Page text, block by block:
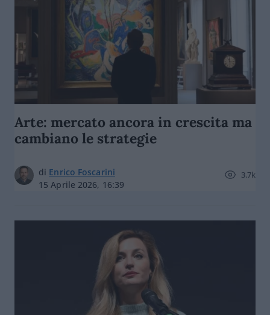
Arte: mercato ancora in crescita ma
cambiano le strategie
di Enrico Foscarini
15 Aprile 2026, 16:39
3.7k